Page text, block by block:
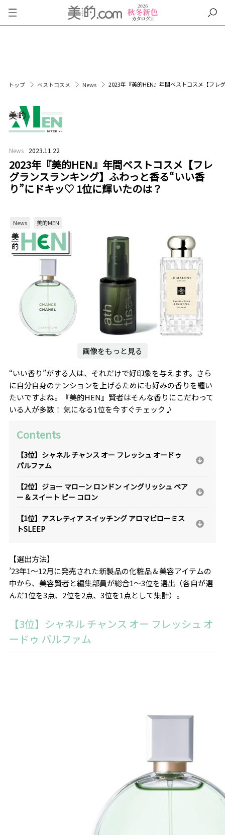
トップ ベストコスメ News 2023年『美的HEN』年間ベストコスメ【フレ
News 2023.11.22
2023年『美的HEN』年間ベストコスメ【フレ
グランスランキング】ふわっと香る“いい香
り”にドキッ♡ 1位に輝いたのは？
News 美的MEN
画像をもっと見る
“いい香り”がする人は、それだけで好印象を与えます。さら
に自分自身のテンションを上げるためにも好みの香りを纏い
たいですよね。『美的HEN』賢者はそんな香りにこだわって
いる人が多数！ 気になる1位を今すぐチェック♪
Contents
【3位】シャネル チャンス オー フレッシュ オードゥ
パルファム
【2位】ジョー マローン ロンドン イングリッシュ ペア
ー & スイート ピー コロン
【1位】アスレティア スイッチング アロマピローミス
トSLEEP
【選出方法】
’23年1～12月に発売された新製品の化粧品＆美容アイテムの
中から、美容賢者と編集部員が総合1～3位を選出（各自が選
んだ1位を3点、2位を2点、3位を1点として集計）。
【3位】シャネル チャンス オー フレッシュ オ
ードゥ パルファム